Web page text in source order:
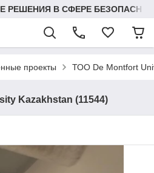
РЕШЕНИЯ В СФЕРЕ
проекты ТОО De Montfort
Kazakhstan (11544)